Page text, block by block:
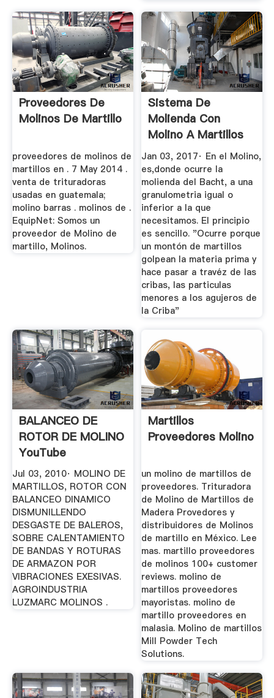
Proveedores De
Molinos De Martillo
proveedores de molinos de
martillos en . 7 May 2014 .
venta de trituradoras
usadas en guatemala;
molino barras . molinos de .
EquipNet: Somos un
proveedor de Molino de
martillo, Molinos.
Sistema De
Molienda Con
Molino A Martillos
Engormix
Jan 03, 2017· En el Molino,
es,donde ocurre la
molienda del Bacht, a una
granulometria igual o
inferior a la que
necesitamos. El principio
es sencillo. "Ocurre porque
un montón de martillos
golpean la materia prima y
hace pasar a travéz de las
cribas, las particulas
menores a los agujeros de
la Criba"
BALANCEO DE
ROTOR DE MOLINO
YouTube
Jul 03, 2010· MOLINO DE
MARTILLOS, ROTOR CON
BALANCEO DINAMICO
DISMUNILLENDO
DESGASTE DE BALEROS,
SOBRE CALENTAMIENTO
DE BANDAS Y ROTURAS
DE ARMAZON POR
VIBRACIONES EXESIVAS.
AGROINDUSTRIA
LUZMARC MOLINOS .
Martillos
Proveedores Molino
un molino de martillos de
proveedores. Trituradora
de Molino de Martillos de
Madera Provedores y
distribuidores de Molinos
de martillo en México. Lee
mas. martillo proveedores
de molinos 100+ customer
reviews. molino de
martillos proveedores
mayoristas. molino de
martillo proveedores en
malasia. Molino de martillos
Mill Powder Tech
Solutions.